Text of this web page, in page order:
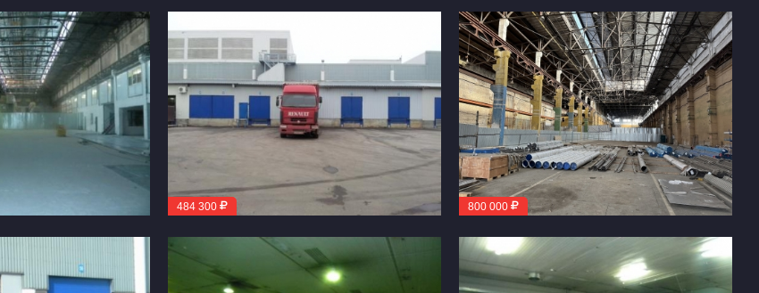
484 300 800 000